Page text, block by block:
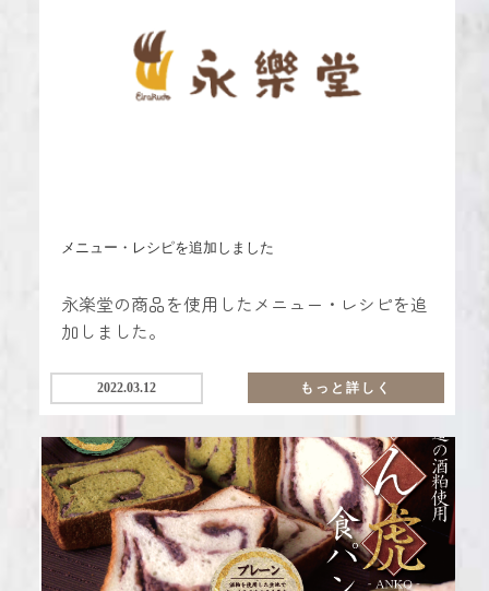
メニュー・レシピを追加しました
永楽堂の商品を使用したメニュー・レシピを追
加しました。
2022.03.12 もっと詳しく